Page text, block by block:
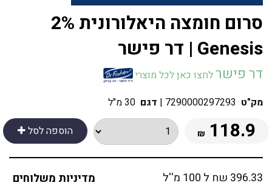
‎סרום חומצה היאלורונית 2%
Genesis | דר פישר
דר פישרלחצו כאן לכל מוצרי
מק"ט 7290000297293
| דגם 30 מ"ל
הוספה לסל
118.9
₪
396.33 שח ל 100 מ''ל מדיניות משלוחים